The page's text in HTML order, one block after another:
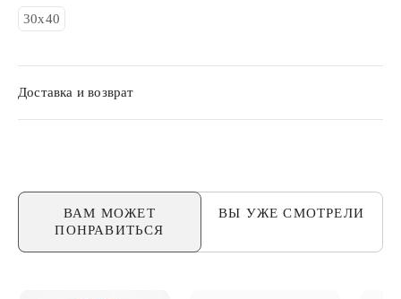
30х40
Доставка и возврат
ВАМ МОЖЕТ
ПОНРАВИТЬСЯ
ВЫ УЖЕСМОТРЕЛИ